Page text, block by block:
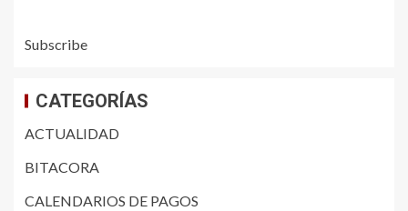
Subscribe
CATEGORÍAS
ACTUALIDAD
BITACORA
CALENDARIOS DE PAGOS